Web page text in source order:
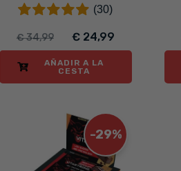
(30)
€ 34,99 € 24,99
AÑADIR A LA
CESTA
-29%